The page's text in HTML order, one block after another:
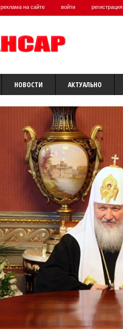
реклама на сайте войти регистрация
НОВОСТИ АКТУАЛЬНО